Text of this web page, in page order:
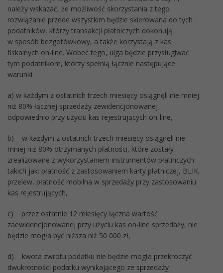
należy wskazać, że możliwość skorzystania z tego
rozwiązanie przede wszystkim będzie skierowana do tych
podatników, którzy transakcji płatniczych dokonują
w sposób bezgotówkowy, a także korzystają z kas
fiskalnych on-line. Wobec tego, ulga będzie przysługiwać
tym podatnikom, którzy spełnią łącznie następujące
warunki:
a) w każdym z ostatnich trzech miesięcy osiągnęli nie mniej
niż 80% łącznej sprzedaży zewidencjonowanej
odpowiednio przy użyciu kas rejestrujących on-line,
b) w każdym z ostatnich trzech miesięcy osiągnęli nie
mniej niż 80% otrzymanych płatności, które zostały
zrealizowane z wykorzystaniem instrumentów płatniczych
takich jak: płatność z zastosowaniem karty płatniczej, BLIK,
przelew, płatność mobilna w sprzedaży przy zastosowaniu
kas rejestrujących,
c) przez ostatnie 12 miesięcy łączna wartość
zaewidencjonowanej przy użyciu kas on-line sprzedaży, nie
będzie mogła być niższa niż 50 000 zł,
d) kwota zwrotu podatku nie będzie mogła przekroczyć
dwukrotności podatku wynikającego ze sprzedaży